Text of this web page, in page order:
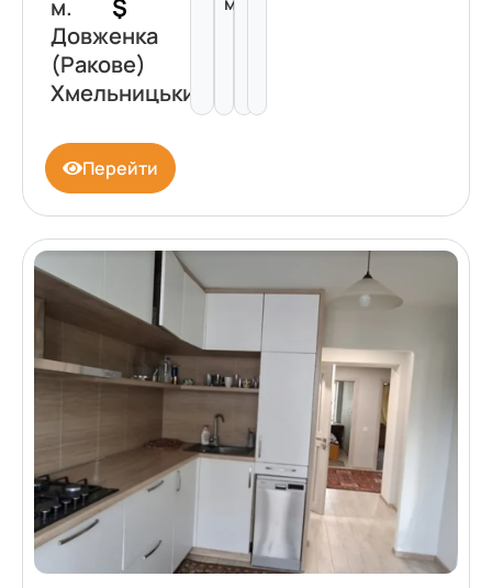
м.
Довженка
(Ракове)
Хмельницький
$
Перейти